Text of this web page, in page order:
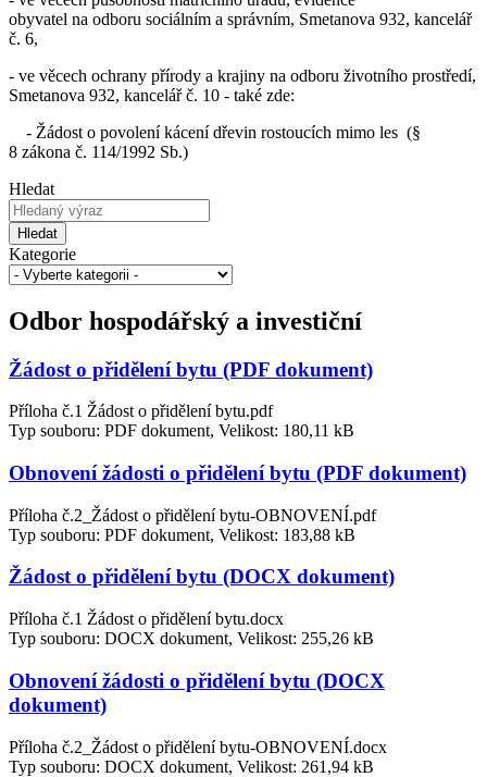
obyvatel na odboru sociálním a správním, Smetanova 932, kancelář
č. 6,
- ve věcech ochrany přírody a krajiny na odboru životního prostředí,
Smetanova 932, kancelář č. 10 - také zde:
- Žádost o povolení kácení dřevin rostoucích mimo les (§
8 zákona č. 114/1992 Sb.)
Hledat
Hledat
Kategorie
Odbor hospodářský a investiční
Žádost o přidělení bytu (PDF dokument)
Příloha č.1 Žádost o přidělení bytu.pdf
Typ souboru: PDF dokument, Velikost: 180,11 kB
Obnovení žádosti o přidělení bytu (PDF dokument)
Příloha č.2_Žádost o přidělení bytu-OBNOVENÍ.pdf
Typ souboru: PDF dokument, Velikost: 183,88 kB
Žádost o přidělení bytu (DOCX dokument)
Příloha č.1 Žádost o přidělení bytu.docx
Typ souboru: DOCX dokument, Velikost: 255,26 kB
Obnovení žádosti o přidělení bytu (DOCX
dokument)
Příloha č.2_Žádost o přidělení bytu-OBNOVENÍ.docx
Typ souboru: DOCX dokument, Velikost: 261,94 kB